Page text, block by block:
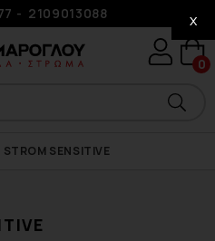
2109013088
0
STROM SENSITIVE
x